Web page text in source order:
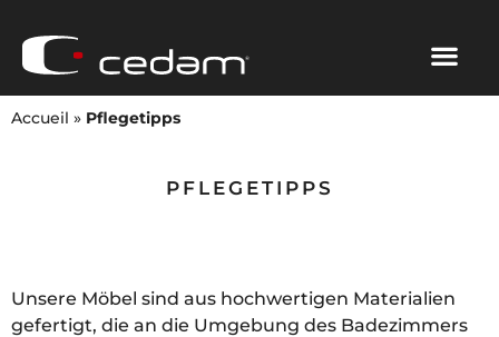
Accueil » Pflegetipps
PFLEGETIPPS
Unsere Möbel sind aus hochwertigen Materialien
gefertigt, die an die Umgebung des Badezimmers